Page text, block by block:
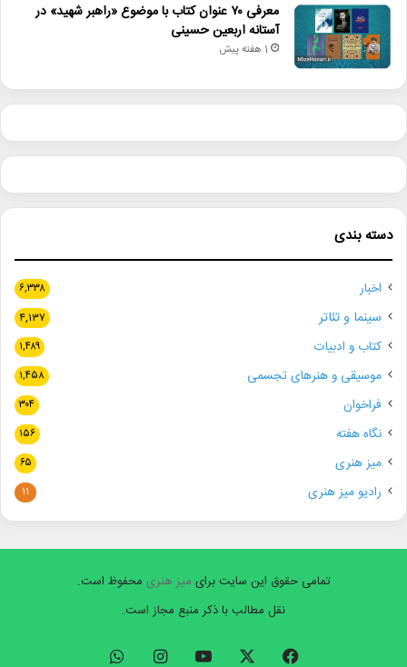
معرفی ۷۰ عنوان کتاب با موضوع «راهبر شهید» در
آستانه اربعین حسینی
1 هفته پیش
دسته بندی
اخبار ۶,۳۳۸
سینما و تئاتر ۴,۱۳۷
کتاب و ادبیات ۱,۴۸۹
موسیقی و هنرهای تجسمی ۱,۴۵۸
فراخوان ۳۰۴
نگاه هفته ۱۵۶
میز هنری ۶۵
رادیو میز هنری ۱۱
تمامی حقوق این سایت برای میز هنری محفوظ است.
نقل مطالب با ذکر منبع مجاز است.
فیسبوک ایکس یوتیوب اینستاگرام